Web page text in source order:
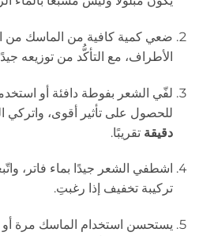
ضعي كمية كافية من الماسك من
الأطراف، مع التأكُّد من توزيعه
لفّي الشعر بفوطة دافئة أو
للحصول على تأثير أقوى، واتركي
دقيقة تقريبًا.
اشطفي الشعر جيدًا بماء فاتر،
تركيبة تخفيف إذا رغبتِ.
يستحسن استخدام الماسك مرة أو